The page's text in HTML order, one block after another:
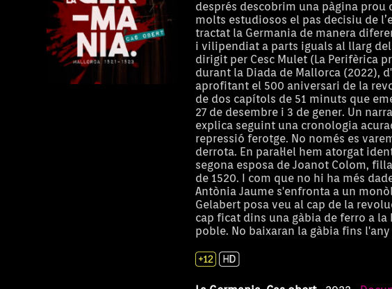
després descobrim una pàgina prou
molts estudiosos el pas decisiu de
tractat la Germania de manera
i vilipendiat a parts iguals al llarg
dirigit per Cesc Mulet (La Perifèrica
durant la Diada de Mallorca (2022),
aprofitant el 500 aniversari de la
de dos capítols de 51 minuts que
27 de desembre i 3 de gener. Un
explica seguint una cronologia
repressió ferotge. No només es
derrota. En paral·lel hem atorgat
segona esposa de Joanot Colom,
de 1520. I com que no hi ha més
Antònia Jaume s'enfronta a un
Gelabert posa veu al cap de la
cap ficat dins una gàbia de ferro a la
poble. No baixaran la gàbia fins l'any
A Muntanya